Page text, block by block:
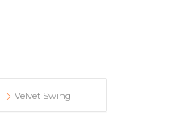
Velvet Swing